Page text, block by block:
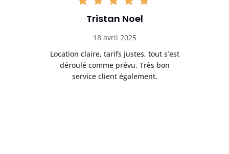
Tristan Noel
18 avril 2025
Location claire, tarifs justes, tout s’est
déroulé comme prévu. Très bon
service client également.